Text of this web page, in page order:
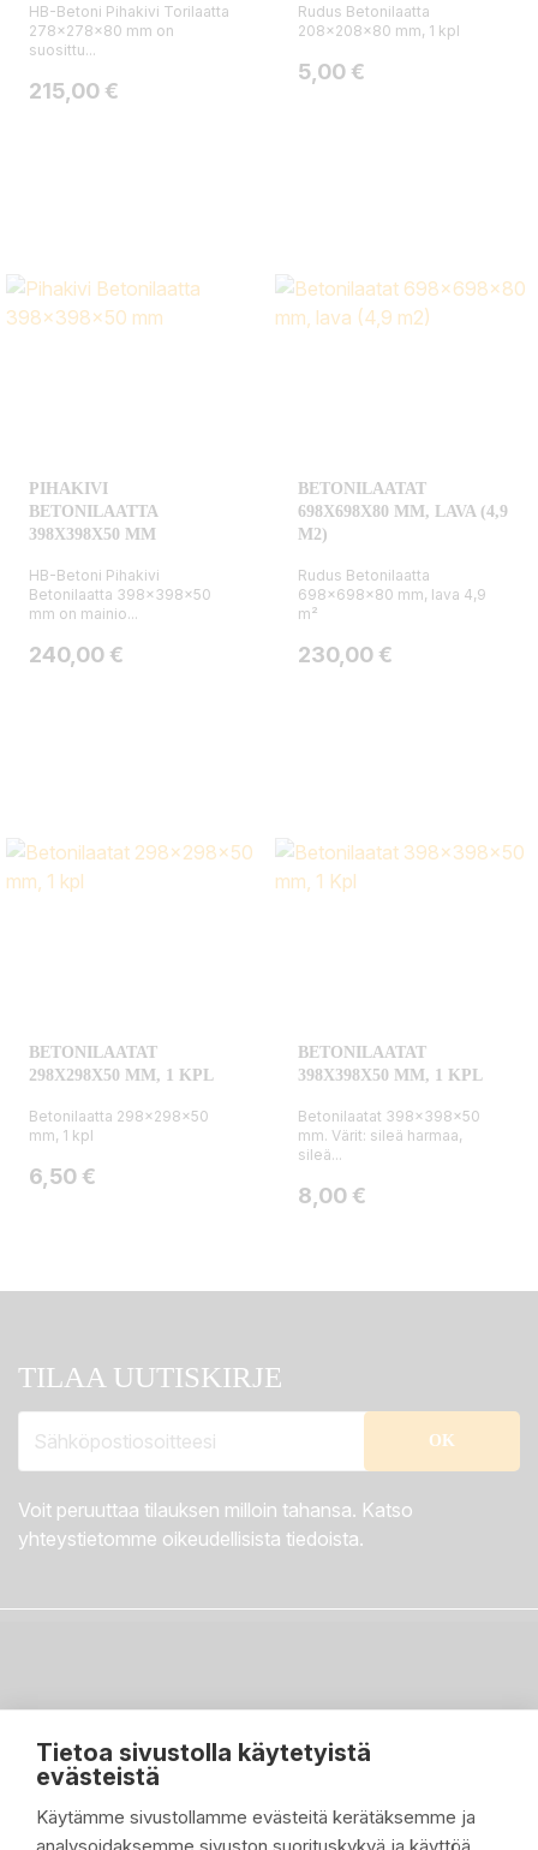
Tietoa sivustolla käytetyistä
evästeistä
Käytämme sivustollamme evästeitä kerätäksemme ja
HB-Betoni Pihakivi Torilaatta
278x278x80 mm on
suosittu...
Hinta
215,00 €
Rudus Betonilaatta
208x208x80 mm, 1 kpl
Hinta
5,00 €
PIHAKIVI
BETONILAATTA
398X398X50 MM
HB-Betoni Pihakivi
Betonilaatta 398x398x50
mm on mainio...
Hinta
240,00 €
BETONILAATAT
698X698X80 MM, LAVA (4,9
M2)
Rudus Betonilaatta
698x698x80 mm, lava 4,9
m²
Hinta
230,00 €
BETONILAATAT
298X298X50 MM, 1 KPL
Betonilaatta 298x298x50
mm, 1 kpl
Hinta
6,50 €
BETONILAATAT
398X398X50 MM, 1 KPL
Betonilaatat 398x398x50
mm. Värit: sileä harmaa,
sileä...
Hinta
8,00 €
TILAA UUTISKIRJE
Voit peruuttaa tilauksen milloin tahansa. Katso
yhteystietomme oikeudellisista tiedoista.